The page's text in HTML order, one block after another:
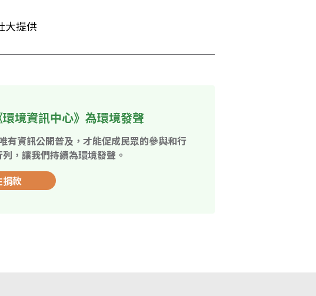
大提供
境資訊中心》為環境發聲
有資訊公開普及，才能促成民眾的參與和行
，讓我們持續為環境發聲。
捐款